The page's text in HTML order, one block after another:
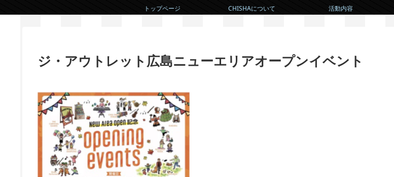
トップページ CHISHAについて 活動内容
ジ・アウトレット広島ニューエリアオープンイベント